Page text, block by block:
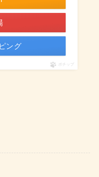
ング
ポチップ